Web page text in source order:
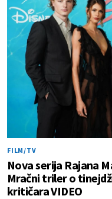
FILM/TV
Nova serija Rajana
Mračni triler o
kritičara VIDEO